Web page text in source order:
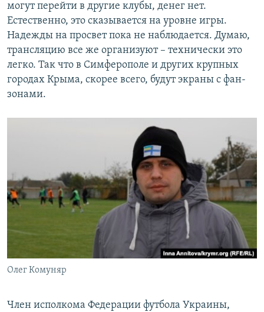
могут перейти в другие клубы, денег нет.
Естественно, это сказывается на уровне игры.
Надежды на просвет пока не наблюдается. Думаю,
трансляцию все же организуют – технически это
легко. Так что в Симферополе и других крупных
городах Крыма, скорее всего, будут экраны с фан-
зонами.
Олег Комуняр
Член исполкома Федерации футбола Украины,